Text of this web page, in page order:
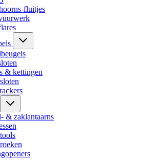
fluitjes
& kettingen
& zaklantaarns